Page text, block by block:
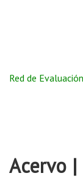
Red de
Acervo |